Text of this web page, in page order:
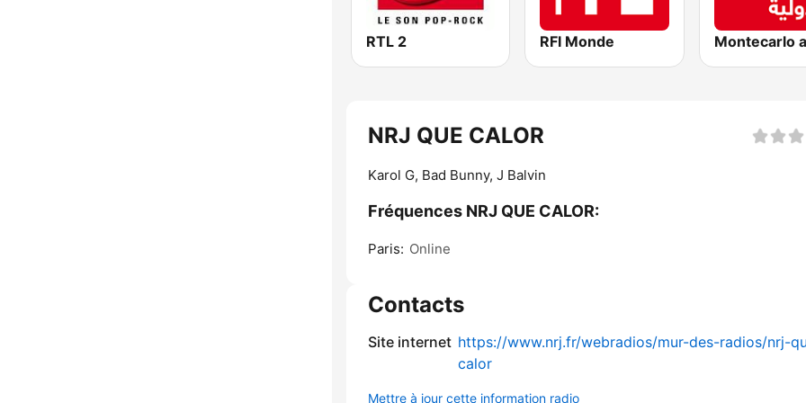
RTL 2 RFI Monde
NRJ QUE CALOR
Karol G, Bad Bunny, J Balvin
Fréquences NRJ QUE CALOR:
Paris: Online
Contacts
Site internet https://www.nrj.fr/webradios/mur-des-radios/nrj-
calor
Mettre à jour cette information radio